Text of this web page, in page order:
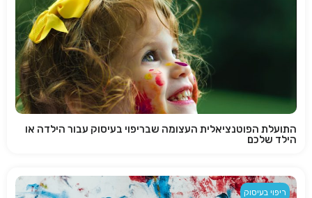
התועלת הפוטנציאלית העצומה שבריפוי בעיסוק עבור הילדה או
הילד שלכם
ריפוי בעיסוק